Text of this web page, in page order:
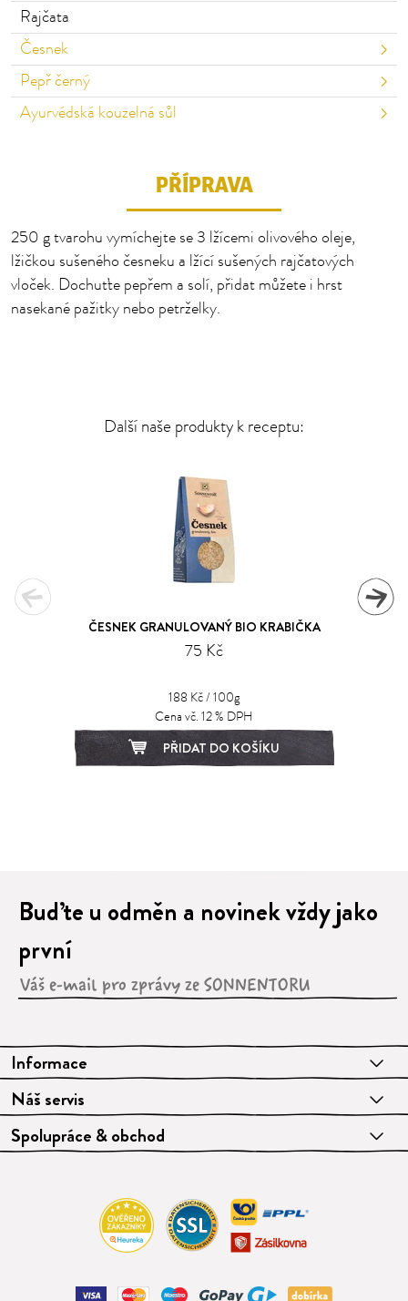
Rajčata
Česnek
Pepř černý
Ayurvédská kouzelná sůl
PŘÍPRAVA
250 g tvarohu vymíchejte se 3 lžícemi olivového oleje,
lžičkou sušeného česneku a lžící sušených rajčatových
vloček. Dochuťte pepřem a solí, přidat můžete i hrst
nasekané pažitky nebo petrželky.
Další naše produkty k receptu:
ČESNEK GRANULOVANÝ BIO KRABIČKA
75 Kč
188 Kč / 100g
Cena vč. 12 % DPH
PŘIDAT DO KOŠÍKU
Informace
Náš servis
Spolupráce & obchod
Buďte u odměn a novinek vždy jako
první